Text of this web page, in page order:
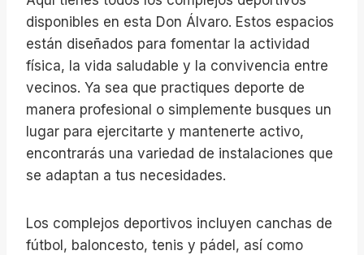
disponibles en esta Don Álvaro. Estos espacios
están diseñados para fomentar la actividad
física, la vida saludable y la convivencia entre
vecinos. Ya sea que practiques deporte de
manera profesional o simplemente busques un
lugar para ejercitarte y mantenerte activo,
encontrarás una variedad de instalaciones que
se adaptan a tus necesidades.
Los complejos deportivos incluyen canchas de
fútbol, baloncesto, tenis y pádel, así como